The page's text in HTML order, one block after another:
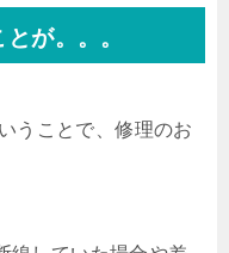
が。。。
うことで、修理のお